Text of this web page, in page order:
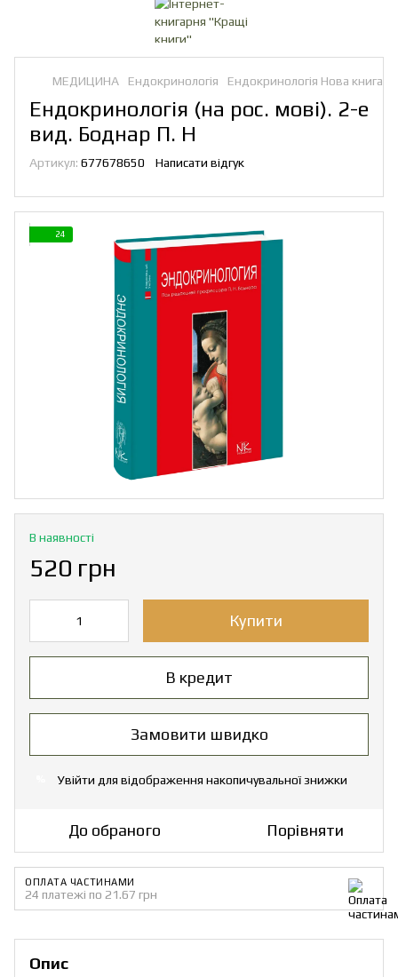
МЕДИЦИНА Ендокринологія Ендокринологія Нова книга
Ендокринологія (на рос. мові). 2-е
вид. Боднар П. Н
Артикул: 677678650 Написати відгук
24
В наявності
520 грн
Купити
В кредит
Замовити швидко
Увійти для відображення накопичувальної знижки
До обраного Порівняти
ОПЛАТА ЧАСТИНАМИ
24 платежі по 21.67 грн
Опис